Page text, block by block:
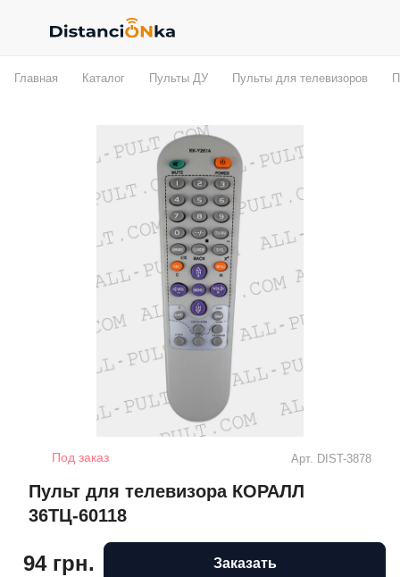
Главная Каталог Пульты ДУ Пульты для телевизоров
Под заказ Арт. DIST-3878
Пульт для телевизора КОРАЛЛ
36ТЦ-60118
94 грн. Заказать